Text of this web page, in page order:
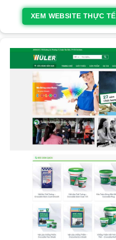
XEM WEBSITE THỰC TẾ